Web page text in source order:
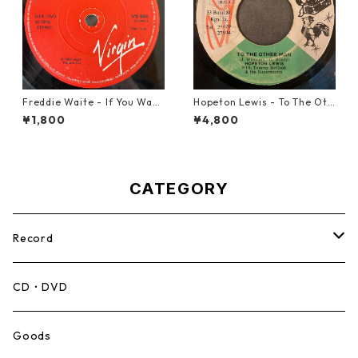
Freddie Waite - If You Want
My Love【7-21943】
¥1,800
Hopeton Lewis - To The Oth
er Man【7-22023】
¥4,800
CATEGORY
Record
Mento,Calypso,Ballad
Ska
CD・DVD
Goods